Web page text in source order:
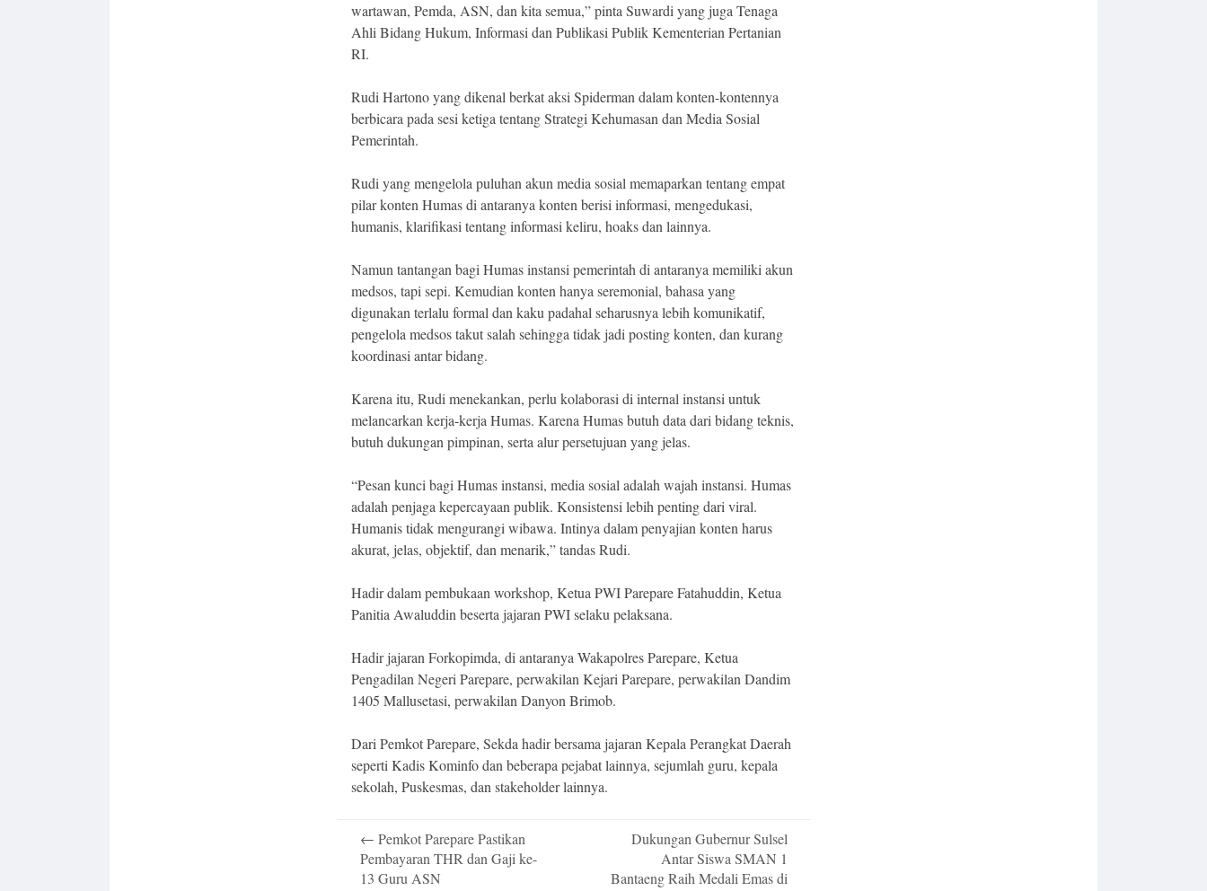
wartawan, Pemda, ASN, dan kita semua,” pinta Suwardi yang juga Tenaga
Ahli Bidang Hukum, Informasi dan Publikasi Publik Kementerian Pertanian
RI.
Rudi Hartono yang dikenal berkat aksi Spiderman dalam konten-kontennya
berbicara pada sesi ketiga tentang Strategi Kehumasan dan Media Sosial
Pemerintah.
Rudi yang mengelola puluhan akun media sosial memaparkan tentang empat
pilar konten Humas di antaranya konten berisi informasi, mengedukasi,
humanis, klarifikasi tentang informasi keliru, hoaks dan lainnya.
Namun tantangan bagi Humas instansi pemerintah di antaranya memiliki akun
medsos, tapi sepi. Kemudian konten hanya seremonial, bahasa yang
digunakan terlalu formal dan kaku padahal seharusnya lebih komunikatif,
pengelola medsos takut salah sehingga tidak jadi posting konten, dan kurang
koordinasi antar bidang.
Karena itu, Rudi menekankan, perlu kolaborasi di internal instansi untuk
melancarkan kerja-kerja Humas. Karena Humas butuh data dari bidang teknis,
butuh dukungan pimpinan, serta alur persetujuan yang jelas.
“Pesan kunci bagi Humas instansi, media sosial adalah wajah instansi. Humas
adalah penjaga kepercayaan publik. Konsistensi lebih penting dari viral.
Humanis tidak mengurangi wibawa. Intinya dalam penyajian konten harus
akurat, jelas, objektif, dan menarik,” tandas Rudi.
Hadir dalam pembukaan workshop, Ketua PWI Parepare Fatahuddin, Ketua
Panitia Awaluddin beserta jajaran PWI selaku pelaksana.
Hadir jajaran Forkopimda, di antaranya Wakapolres Parepare, Ketua
Pengadilan Negeri Parepare, perwakilan Kejari Parepare, perwakilan Dandim
1405 Mallusetasi, perwakilan Danyon Brimob.
Dari Pemkot Parepare, Sekda hadir bersama jajaran Kepala Perangkat Daerah
seperti Kadis Kominfo dan beberapa pejabat lainnya, sejumlah guru, kepala
sekolah, Puskesmas, dan stakeholder lainnya.
navigation
← Pemkot Parepare Pastikan
Pembayaran THR dan Gaji ke-
13 Guru ASN
Dukungan Gubernur Sulsel
Antar Siswa SMAN 1
Bantaeng Raih Medali Emas di